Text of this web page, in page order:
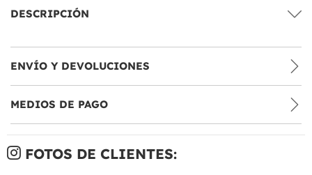
DESCRIPCIÓN
ENVÍO Y DEVOLUCIONES
MEDIOS DE PAGO
FOTOS DE CLIENTES: